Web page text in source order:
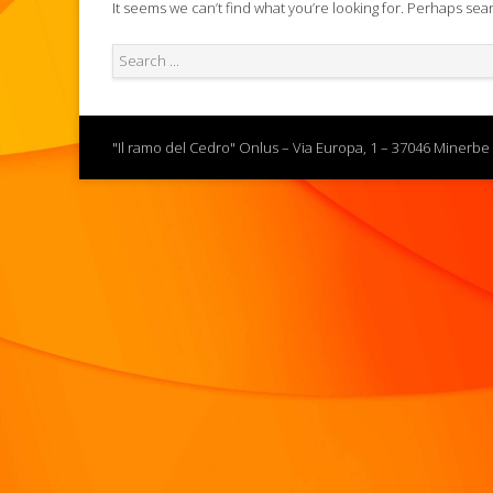
It seems we can’t find what you’re looking for. Perhaps
"Il ramo del Cedro" Onlus – Via Europa, 1 – 37046 Minerbe